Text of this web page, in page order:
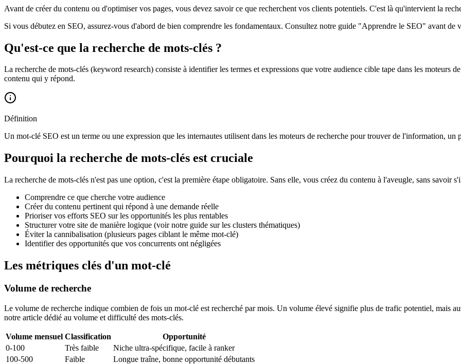
Avant de créer du contenu ou d'optimiser vos pages, vous devez savoir ce que recherchent vos clients potentiels. C'est là qu'intervient la
Si vous débutez en SEO, assurez-vous d'abord de bien comprendre les fondamentaux. Consultez notre guide "Apprendre le SEO" avant de
Qu'est-ce que la recherche de mots-clés ?
La recherche de mots-clés (keyword research) consiste à identifier les termes et expressions que votre audience cible tape dans les moteurs
contenu qui y répond.
Définition
Un mot-clé SEO est un terme ou une expression que les internautes utilisent dans les moteurs de recherche pour trouver de l'information, un
Pourquoi la recherche de mots-clés est cruciale
La recherche de mots-clés n'est pas une option, c'est la première étape obligatoire. Sans elle, vous créez du contenu à l'aveugle, sans savoir
Comprendre ce que cherche votre audience
Créer du contenu pertinent qui répond à une demande réelle
Prioriser vos efforts SEO sur les opportunités les plus rentables
Structurer votre site de manière logique (voir notre guide sur les clusters thématiques)
Éviter la cannibalisation (plusieurs pages ciblant le même mot-clé)
Identifier des opportunités que vos concurrents ont négligées
Les métriques clés d'un mot-clé
Volume de recherche
Le volume de recherche indique combien de fois un mot-clé est recherché par mois. Un volume élevé signifie plus de trafic potentiel, mais
notre article dédié au volume et difficulté des mots-clés.
Volume mensuel Classification
Opportunité
0-100
Très faible
Niche ultra-spécifique, facile à ranker
100-500
Faible
Longue traîne, bonne opportunité débutants